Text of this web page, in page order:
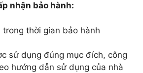
nhận bảo hành:
trong thời gian bảo hành
sử dụng đúng mục đích, công
hướng dẫn sử dụng của nhà